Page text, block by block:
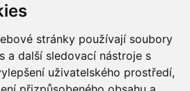
stránky používají soubory
a další sledovací nástroje s
uživatelského prostředí,